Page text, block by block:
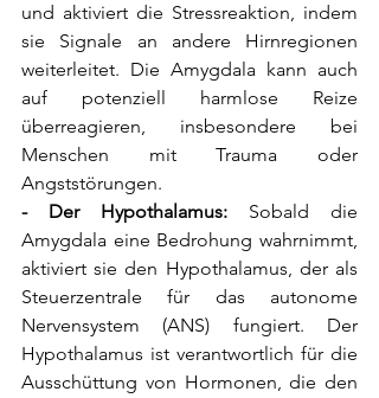
und aktiviert die Stressreaktion, indem
sie Signale an andere Hirnregionen
weiterleitet. Die Amygdala kann auch
auf potenziell harmlose Reize
überreagieren, insbesondere bei
Menschen mit Trauma oder
Angststörungen.
- Der Hypothalamus: Sobald die
Amygdala eine Bedrohung wahrnimmt,
aktiviert sie den Hypothalamus, der als
Steuerzentrale für das autonome
Nervensystem (ANS) fungiert. Der
Hypothalamus ist verantwortlich für die
Ausschüttung von Hormonen, die den